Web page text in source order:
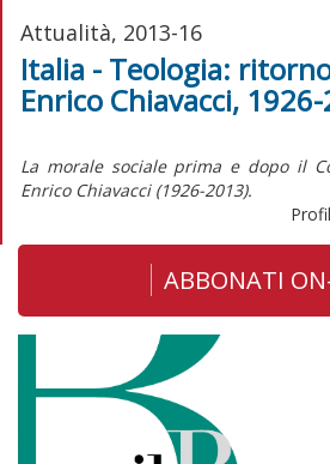
Attualità, 2013-16
Italia - Teologia:
Enrico Chiavacci,
La morale sociale prima e dopo il
Enrico Chiavacci (1926-2013).
ABBONATI